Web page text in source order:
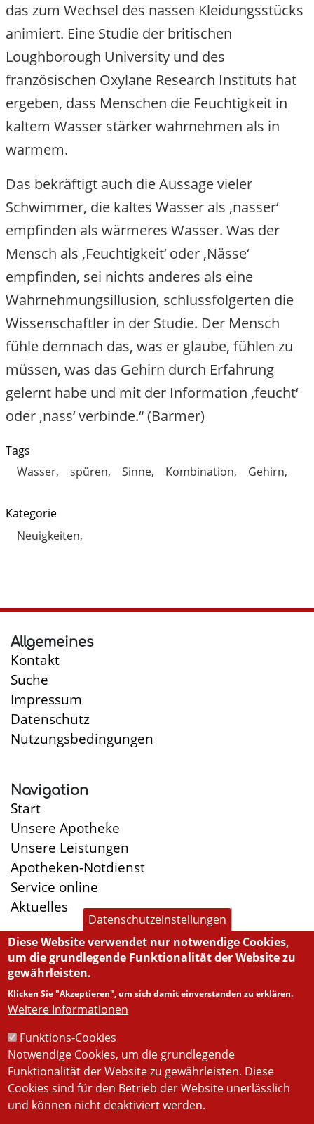
das zum Wechsel des nassen Kleidungsstücks
animiert. Eine Studie der britischen
Loughborough University und des
französischen Oxylane Research Instituts hat
ergeben, dass Menschen die Feuchtigkeit in
kaltem Wasser stärker wahrnehmen als in
warmem.
Das bekräftigt auch die Aussage vieler
Schwimmer, die kaltes Wasser als ‚nasser‘
empfinden als wärmeres Wasser. Was der
Mensch als ‚Feuchtigkeit‘ oder ‚Nässe‘
empfinden, sei nichts anderes als eine
Wahrnehmungsillusion, schlussfolgerten die
Wissenschaftler in der Studie. Der Mensch
fühle demnach das, was er glaube, fühlen zu
müssen, was das Gehirn durch Erfahrung
gelernt habe und mit der Information ‚feucht‘
oder ‚nass‘ verbinde.“ (Barmer)
Tags
Wasser
spüren Sinne Kombination Gehirn
Kategorie
Neuigkeiten
Allgemeines
Kontakt
Suche
Impressum
Datenschutz
Nutzungsbedingungen
Navigation
Start
Unsere Apotheke
Unsere Leistungen
Apotheken-Notdienst
Service online
Aktuelles
Öffnungszeiten
Montag:
Dienstag:
8:30-13:00, 14:45-18:00
Donnerstag:
8:30-13:00, 14:45-19:00
Freitag:
8:30-13:00, 14:45-18:00
Samstag:
8:30-12:00
Datenschutzeinstellungen
Diese Website verwendet nur notwendige Cookies,
um die grundlegende Funktionalität der Website zu
gewährleisten.
Klicken Sie "Akzeptieren", um sich damit einverstanden zu erklären.
Weitere Informationen
Funktions-Cookies
Notwendige Cookies, um die grundlegende
Funktionalität der Website zu gewährleisten. Diese
Cookies sind für den Betrieb der Website unerlässlich
und können nicht deaktiviert werden.